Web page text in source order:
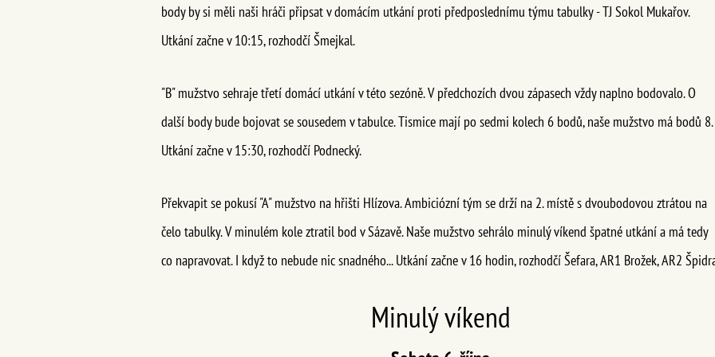
body by si měli naši hráči připsat v domácím utkání proti předposlednímu týmu tabulky - TJ Sokol Mukařov.
Utkání začne v 10:15, rozhodčí Šmejkal.
"B" mužstvo sehraje třetí domácí utkání v této sezóně. V předchozích dvou zápasech vždy naplno bodovalo. O
další body bude bojovat se sousedem v tabulce. Tismice mají po sedmi kolech 6 bodů, naše mužstvo má bodů 8.
Utkání začne v 15:30, rozhodčí Podnecký.
Překvapit se pokusí "A" mužstvo na hřišti Hlízova. Ambiciózní tým se drží na 2. místě s dvoubodovou ztrátou na
čelo tabulky. V minulém kole ztratil bod v Sázavě. Naše mužstvo sehrálo minulý víkend špatné utkání a má tedy
co napravovat. I když to nebude nic snadného... Utkání začne v 16 hodin, rozhodčí Šefara, AR1 Brožek, AR2
Minulý víkend